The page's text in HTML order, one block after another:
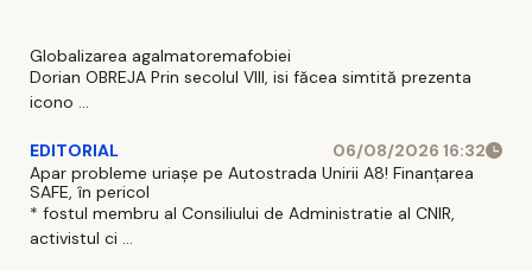
Globalizarea agalmatoremafobiei
Dorian OBREJA Prin secolul VIII, isi făcea simtită prezenta
icono ...
EDITORIAL
06/08/2026 16:32
Apar probleme uriașe pe Autostrada Unirii A8! Finanțarea
SAFE, în pericol
* fostul membru al Consiliului de Administratie al CNIR,
activistul ci ...